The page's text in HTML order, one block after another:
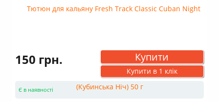
150 грн. Купити
Купити в 1 клік
Є в наявності